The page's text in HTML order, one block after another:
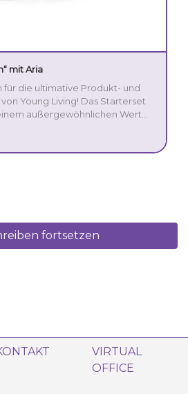
mit Aria
für die ultimative Produkt- und
Young Living! Das Starterset
außergewöhnlichen Wert
ätherischen Öle ermöglicht, ist
alle, die es sich fest
fortsetzen
VIRTUAL
OFFICE